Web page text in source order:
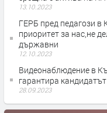
13.10.2023
ГЕРБ пред педагози в
приоритет за нас,не
държавни
12.10.2023
Видеонаблюдение в
гарантира
28.09.2023